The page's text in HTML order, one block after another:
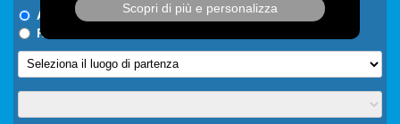
Scopri di più e personalizza